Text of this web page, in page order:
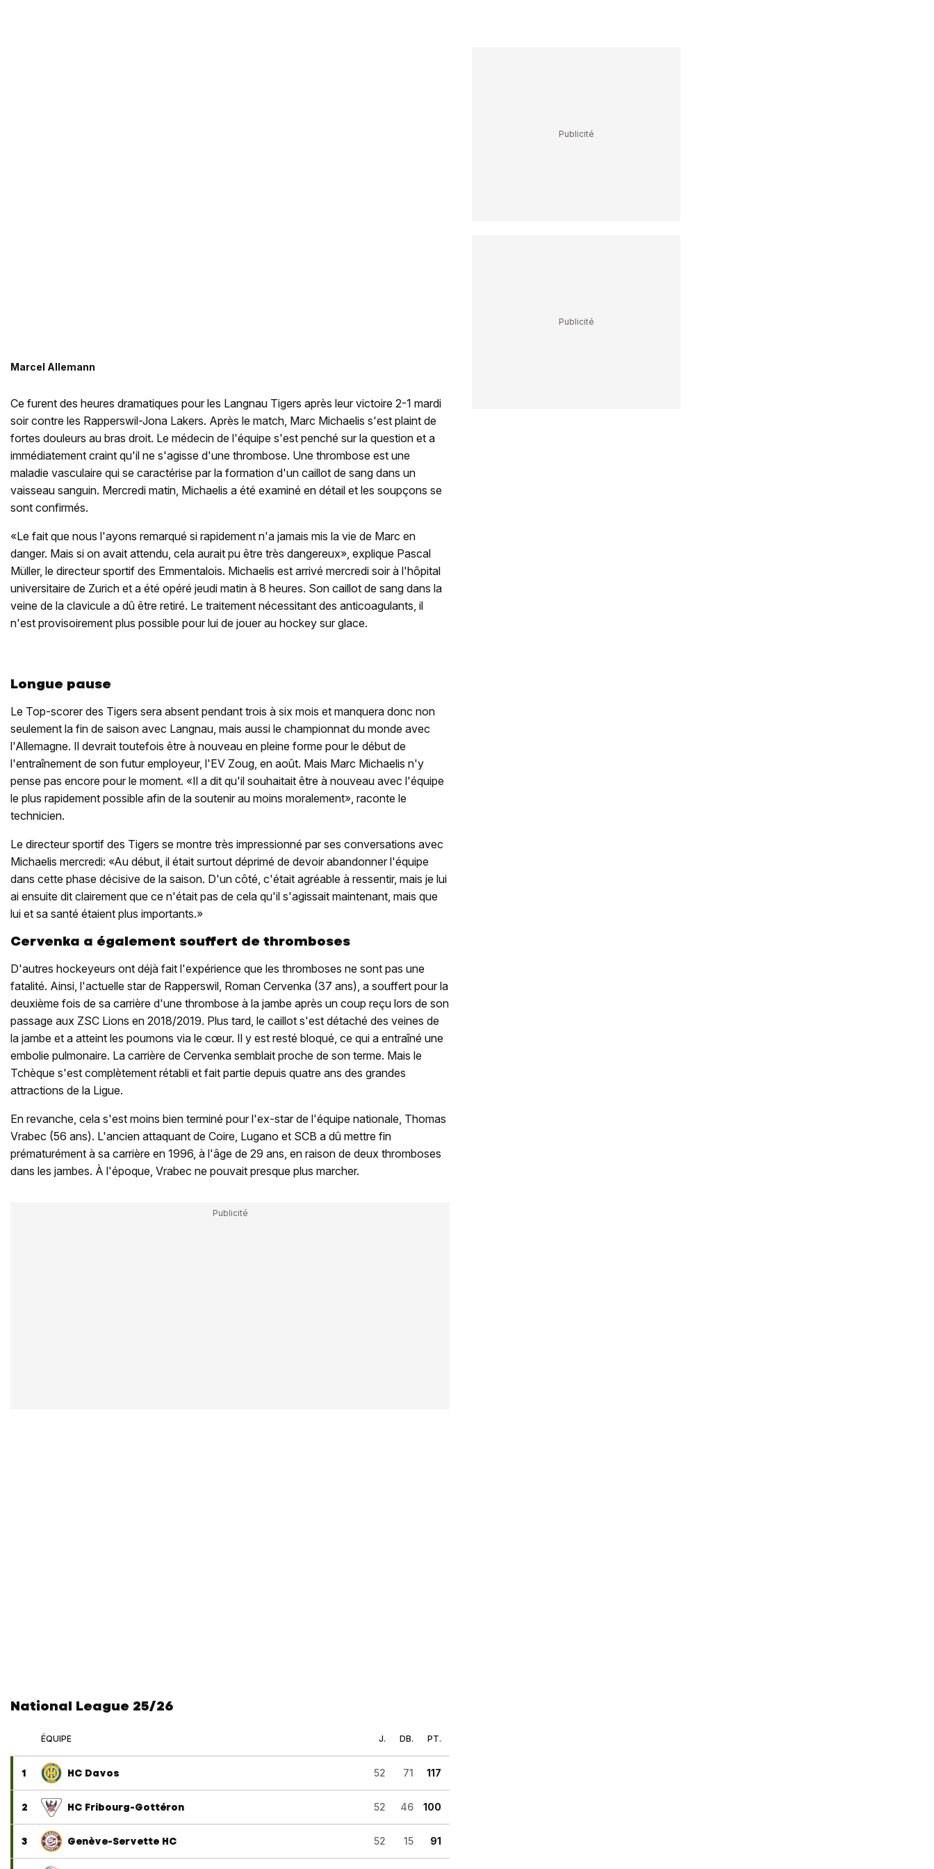
Marcel Allemann
Ce furent des heures dramatiques pour les Langnau Tigers après leur victoire 2-1 mardi
soir contre les Rapperswil-Jona Lakers. Après le match, Marc Michaelis s'est plaint de
fortes douleurs au bras droit. Le médecin de l'équipe s'est penché sur la question et a
immédiatement craint qu'il ne s'agisse d'une thrombose. Une thrombose est une
maladie vasculaire qui se caractérise par la formation d'un caillot de sang dans un
vaisseau sanguin. Mercredi matin, Michaelis a été examiné en détail et les soupçons se
sont confirmés.
«Le fait que nous l'ayons remarqué si rapidement n'a jamais mis la vie de Marc en
danger. Mais si on avait attendu, cela aurait pu être très dangereux», explique Pascal
Müller, le directeur sportif des Emmentalois. Michaelis est arrivé mercredi soir à l'hôpital
universitaire de Zurich et a été opéré jeudi matin à 8 heures. Son caillot de sang dans la
veine de la clavicule a dû être retiré. Le traitement nécessitant des anticoagulants, il
n'est provisoirement plus possible pour lui de jouer au hockey sur glace.
Longue pause
Le Top-scorer des Tigers sera absent pendant trois à six mois et manquera donc non
seulement la fin de saison avec Langnau, mais aussi le championnat du monde avec
l'Allemagne. Il devrait toutefois être à nouveau en pleine forme pour le début de
l'entraînement de son futur employeur, l'EV Zoug, en août. Mais Marc Michaelis n'y
pense pas encore pour le moment. «Il a dit qu'il souhaitait être à nouveau avec l'équipe
le plus rapidement possible afin de la soutenir au moins moralement», raconte le
technicien.
Le directeur sportif des Tigers se montre très impressionné par ses conversations avec
Michaelis mercredi: «Au début, il était surtout déprimé de devoir abandonner l'équipe
dans cette phase décisive de la saison. D'un côté, c'était agréable à ressentir, mais je lui
ai ensuite dit clairement que ce n'était pas de cela qu'il s'agissait maintenant, mais que
lui et sa santé étaient plus importants.»
Cervenka a également souffert de thromboses
D'autres hockeyeurs ont déjà fait l'expérience que les thromboses ne sont pas une
fatalité. Ainsi, l'actuelle star de Rapperswil, Roman Cervenka (37 ans), a souffert pour la
deuxième fois de sa carrière d'une thrombose à la jambe après un coup reçu lors de son
passage aux ZSC Lions en 2018/2019. Plus tard, le caillot s'est détaché des veines de
la jambe et a atteint les poumons via le cœur. Il y est resté bloqué, ce qui a entraîné une
embolie pulmonaire. La carrière de Cervenka semblait proche de son terme. Mais le
Tchèque s'est complètement rétabli et fait partie depuis quatre ans des grandes
attractions de la Ligue.
En revanche, cela s'est moins bien terminé pour l'ex-star de l'équipe nationale, Thomas
Vrabec (56 ans). L'ancien attaquant de Coire, Lugano et SCB a dû mettre fin
prématurément à sa carrière en 1996, à l'âge de 29 ans, en raison de deux thromboses
dans les jambes. À l'époque, Vrabec ne pouvait presque plus marcher.
National League 25/26
ÉQUIPE J. DB. PT.
1 HC Davos 52 71 117
2 HC Fribourg-Gottéron 52 46 100
3 Genève-Servette HC 52 15 91